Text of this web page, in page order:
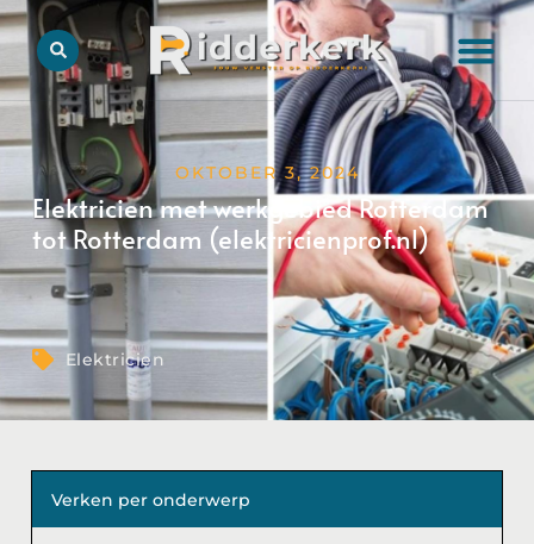
OKTOBER 3, 2024
Elektricien met werkgebied Rotterdam
tot Rotterdam (elektricienprof.nl)
Elektricien
Verken per onderwerp